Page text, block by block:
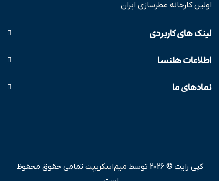
اولین کارخانه عطرسازی ایران
لینک های کاربردی
اطلاعات هلنسا
نمادهای ما
کپی رایت © 2026 توسط میم‌اسکریپت تمامی حقوق محفوظ